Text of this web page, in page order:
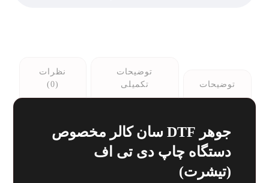
توضیحات
توضیحات
تکمیلی
نظرات
(0)
جوهر DTF سان کالر مخصوص
دستگاه چاپ دی تی اف
(تیشرت)